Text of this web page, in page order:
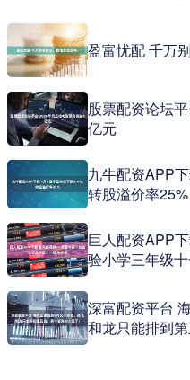
盈富忧配 千万
股票配资论坛
亿元
九牛配资APP
转股溢价率25%
巨人配资APP
验小学三年级
深富配资平台
和龙只能排到